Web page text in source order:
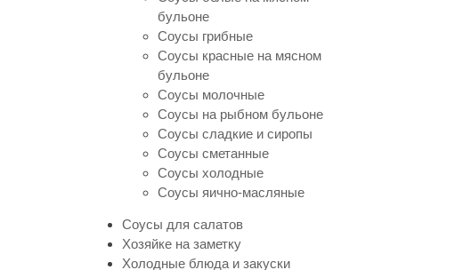
бульоне
Соусы грибные
Соусы красные на мясном
бульоне
Соусы молочные
Соусы на рыбном бульоне
Соусы сладкие и сиропы
Соусы сметанные
Соусы холодные
Соусы яично-масляные
Соусы для салатов
Хозяйке на заметку
Холодные блюда и закуски